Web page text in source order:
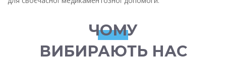
ЧОМУ
ВИБИРАЮТЬ НАС